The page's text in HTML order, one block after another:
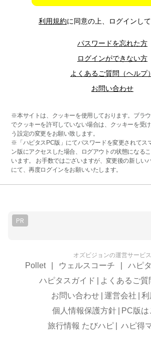
利用規約に同意の上、ログインして
パスワードを忘れた方
ログインができない方
よくあるご質問（ヘルプ）
お問い合わせ
※本サイトは、クッキーを使用しております。ブラ
でクッキーを許可していない場合は、クッキーを受
う設定の変更をお願い致します。
※「ハピタスPC版」にてパスワードを変更されてス
ン版にアクセスした場合、ログアウトの状態になる
います。 お手数ではございますが、変更後の新しい
にて、再度ログインをお願いいたします。
PR
オズビジョンの運営サービス
Pollet ウェルスコーチ
ハピ
ハピタスガイド
よくあるご質
お問い合わせ 運営会社
利
個人情報保護方針
PC版は
旅行情報 たびハピ
ハピ得